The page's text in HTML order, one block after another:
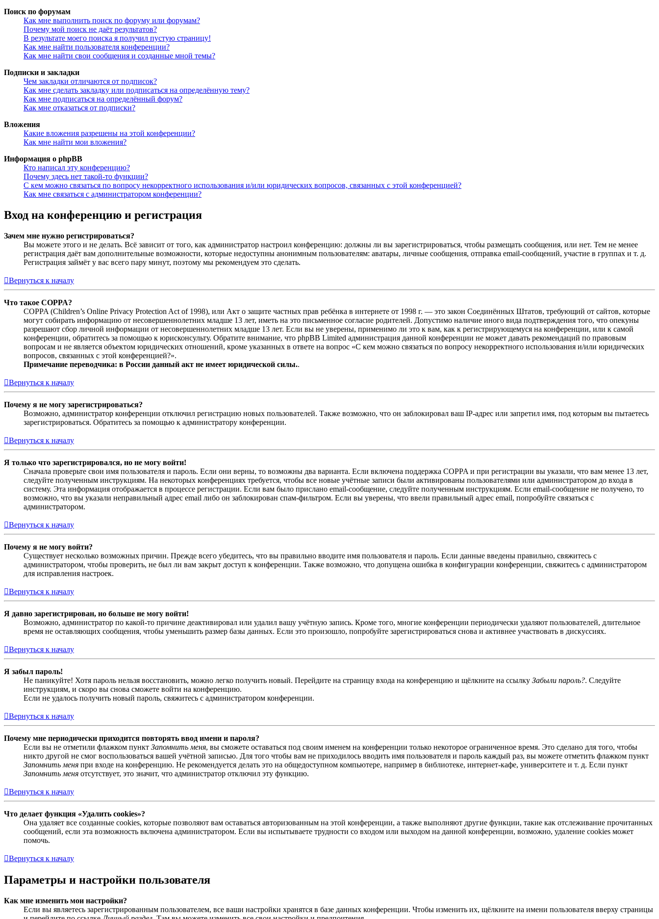
Поиск по форумам
Как мне выполнить поиск по форуму или форумам?
Почему мой поиск не даёт результатов?
В результате моего поиска я получил пустую страницу!
Как мне найти пользователя конференции?
Как мне найти свои сообщения и созданные мной темы?
Подписки и закладки
Чем закладки отличаются от подписок?
Как мне сделать закладку или подписаться на определённую тему?
Как мне подписаться на определённый форум?
Как мне отказаться от подписки?
Вложения
Какие вложения разрешены на этой конференции?
Как мне найти мои вложения?
Информация о phpBB
Кто написал эту конференцию?
Почему здесь нет такой-то функции?
С кем можно связаться по вопросу некорректного использования и/или юридических вопросов, связанных с этой конференцией?
Как мне связаться с администратором конференции?
Вход на конференцию и регистрация
Зачем мне нужно регистрироваться?
Вы можете этого и не делать. Всё зависит от того, как администратор настроил конференцию: должны ли вы зарегистрироваться, чтобы размещать сообщения, или нет. Тем не менее
регистрация даёт вам дополнительные возможности, которые недоступны анонимным пользователям: аватары, личные сообщения, отправка email-сообщений, участие в группах и т. д.
Регистрация займёт у вас всего пару минут, поэтому мы рекомендуем это сделать.
Вернуться к началу
Что такое COPPA?
COPPA (Children’s Online Privacy Protection Act of 1998), или Акт о защите частных прав ребёнка в интернете от 1998 г. — это закон Соединённых Штатов, требующий от сайтов, которые
могут собирать информацию от несовершеннолетних младше 13 лет, иметь на это письменное согласие родителей. Допустимо наличие иного вида подтверждения того, что опекуны
разрешают сбор личной информации от несовершеннолетних младше 13 лет. Если вы не уверены, применимо ли это к вам, как к регистрирующемуся на конференции, или к самой
конференции, обратитесь за помощью к юрисконсульту. Обратите внимание, что phpBB Limited администрация данной конференции не может давать рекомендаций по правовым
вопросам и не является объектом юридических отношений, кроме указанных в ответе на вопрос «С кем можно связаться по вопросу некорректного использования и/или юридических
вопросов, связанных с этой конференцией?».
Примечание переводчика: в России данный акт не имеет юридической силы..
Вернуться к началу
Почему я не могу зарегистрироваться?
Возможно, администратор конференции отключил регистрацию новых пользователей. Также возможно, что он заблокировал ваш IP-адрес или запретил имя, под которым вы пытаетесь
зарегистрироваться. Обратитесь за помощью к администратору конференции.
Вернуться к началу
Я только что зарегистрировался, но не могу войти!
Сначала проверьте свои имя пользователя и пароль. Если они верны, то возможны два варианта. Если включена поддержка COPPA и при регистрации вы указали, что вам менее 13 лет,
следуйте полученным инструкциям. На некоторых конференциях требуется, чтобы все новые учётные записи были активированы пользователями или администратором до входа в
систему. Эта информация отображается в процессе регистрации. Если вам было прислано email-сообщение, следуйте полученным инструкциям. Если email-сообщение не получено, то
возможно, что вы указали неправильный адрес email либо он заблокирован спам-фильтром. Если вы уверены, что ввели правильный адрес email, попробуйте связаться с
администратором.
Вернуться к началу
Почему я не могу войти?
Существует несколько возможных причин. Прежде всего убедитесь, что вы правильно вводите имя пользователя и пароль. Если данные введены правильно, свяжитесь с
администратором, чтобы проверить, не был ли вам закрыт доступ к конференции. Также возможно, что допущена ошибка в конфигурации конференции, свяжитесь с администратором
для исправления настроек.
Вернуться к началу
Я давно зарегистрирован, но больше не могу войти!
Возможно, администратор по какой-то причине деактивировал или удалил вашу учётную запись. Кроме того, многие конференции периодически удаляют пользователей, длительное
время не оставляющих сообщения, чтобы уменьшить размер базы данных. Если это произошло, попробуйте зарегистрироваться снова и активнее участвовать в дискуссиях.
Вернуться к началу
Я забыл пароль!
Не паникуйте! Хотя пароль нельзя восстановить, можно легко получить новый. Перейдите на страницу входа на конференцию и щёлкните на ссылку Забыли пароль?. Следуйте
инструкциям, и скоро вы снова сможете войти на конференцию.
Если не удалось получить новый пароль, свяжитесь с администратором конференции.
Вернуться к началу
Почему мне периодически приходится повторять ввод имени и пароля?
Если вы не отметили флажком пункт Запомнить меня, вы сможете оставаться под своим именем на конференции только некоторое ограниченное время. Это сделано для того, чтобы
никто другой не смог воспользоваться вашей учётной записью. Для того чтобы вам не приходилось вводить имя пользователя и пароль каждый раз, вы можете отметить флажком пункт
Запомнить меня при входе на конференцию. Не рекомендуется делать это на общедоступном компьютере, например в библиотеке, интернет-кафе, университете и т. д. Если пункт
Запомнить меня отсутствует, это значит, что администратор отключил эту функцию.
Вернуться к началу
Что делает функция «Удалить cookies»?
Она удаляет все созданные cookies, которые позволяют вам оставаться авторизованным на этой конференции, а также выполняют другие функции, такие как отслеживание прочитанных
сообщений, если эта возможность включена администратором. Если вы испытываете трудности со входом или выходом на данной конференции, возможно, удаление cookies может
помочь.
Вернуться к началу
Параметры и настройки пользователя
Как мне изменить мои настройки?
Если вы являетесь зарегистрированным пользователем, все ваши настройки хранятся в базе данных конференции. Чтобы изменить их, щёлкните на имени пользователя вверху страницы